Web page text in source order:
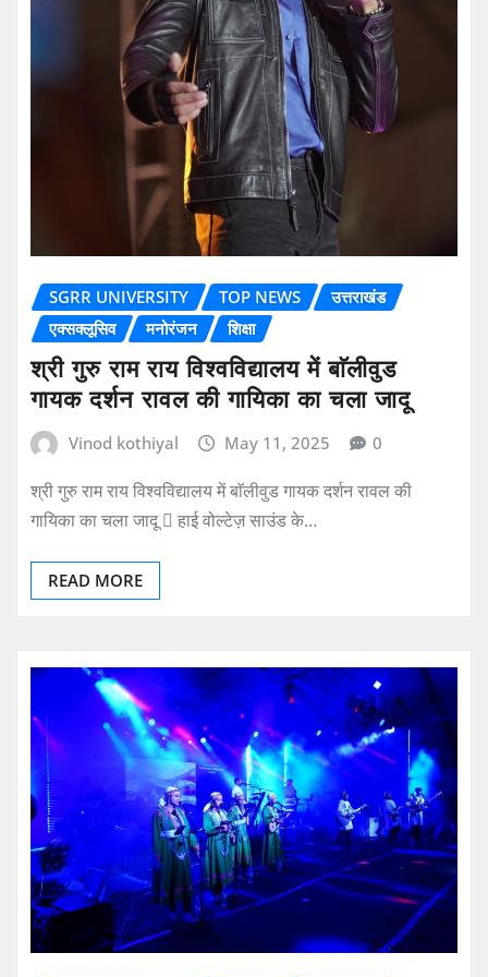
SGRR UNIVERSITY TOP NEWS
उत्तराखंड
एक्सक्लूसिव
मनोरंजन शिक्षा
श्री गुरु राम राय विश्वविद्यालय में बाॅलीवुड
गायक दर्शन रावल की गायिका का चला जादू
Vinod kothiyal May 11, 2025 0
श्री गुरु राम राय विश्वविद्यालय में बाॅलीवुड गायक दर्शन रावल की
गायिका का चला जादू  हाई वोल्टेज़ साउंड के…
READ MORE